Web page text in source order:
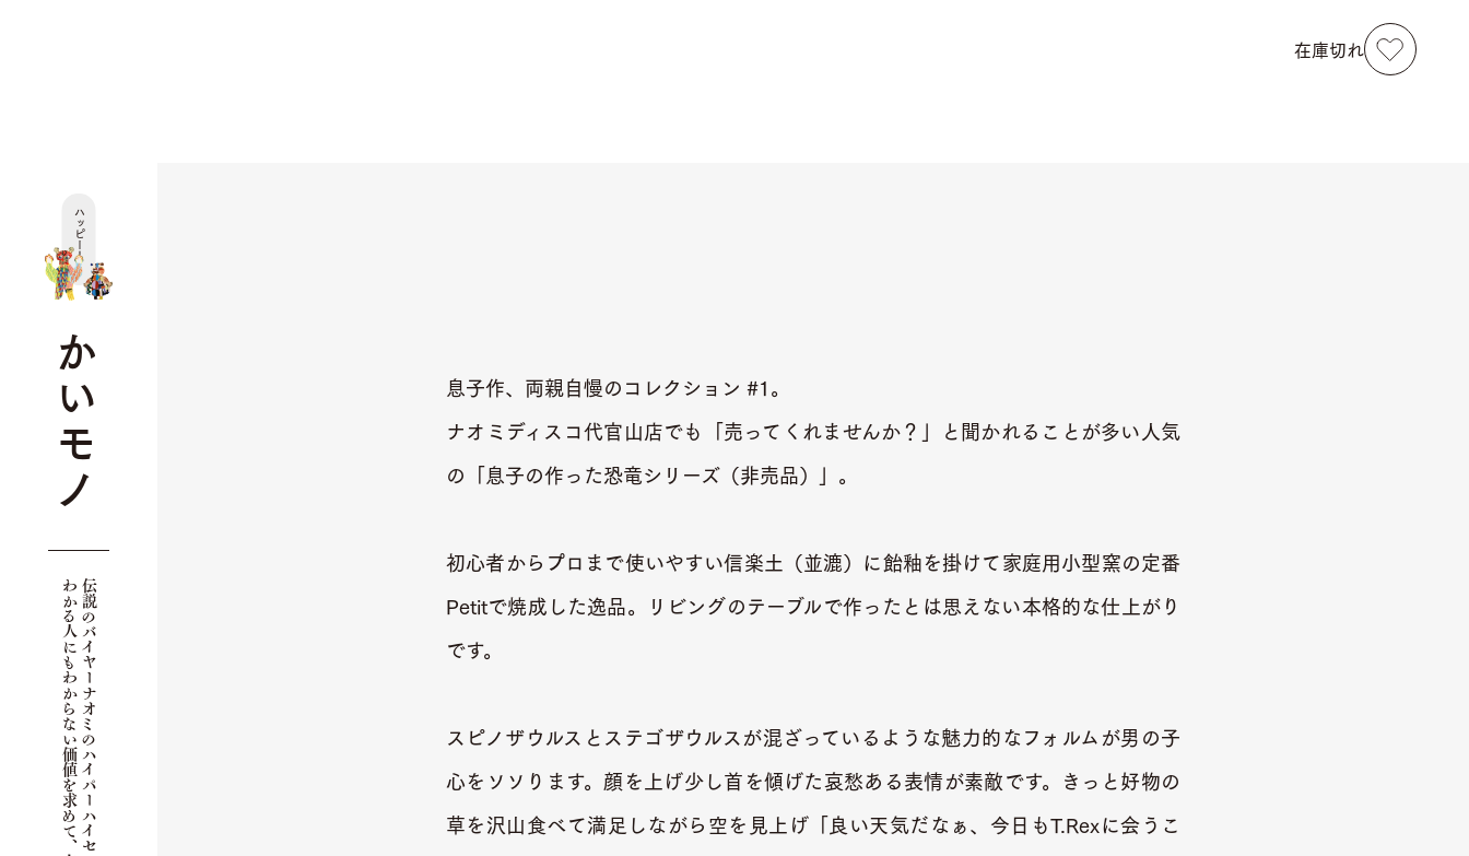
在庫切れ
ハッピー！！
かいモノ
息子作、両親自慢のコレクション #1。
ナオミディスコ代官山店でも「売ってくれませんか？」と聞かれることが多い人気
の「息子の作った恐竜シリーズ（非売品）」。
初心者からプロまで使いやすい信楽土（並漉）に飴釉を掛けて家庭用小型窯の定番
Petitで焼成した逸品。リビングのテーブルで作ったとは思えない本格的な仕上がり
です。
スピノザウルスとステゴザウルスが混ざっているような魅力的なフォルムが男の子
心をソソります。顔を上げ少し首を傾げた哀愁ある表情が素敵です。きっと好物の
草を沢山食べて満足しながら空を見上げ「良い天気だなぁ、今日もT.Rexに会うこ